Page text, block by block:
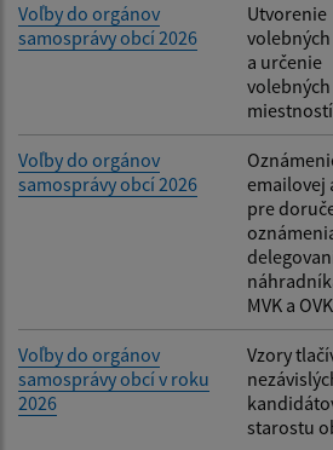
Filtrovať
Voľby do orgánov
samosprávy obcí 2026
Utvorenie
a určenie
volebných
miestností
Voľby do orgánov
samosprávy obcí 2026
emailovej
pre
MVK a OVK
Voľby do orgánov
samosprávy obcí v roku
2026
Vzory
starostu